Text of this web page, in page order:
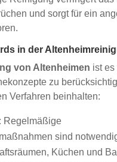
und sorgt für ein
in der
von Altenheimen ist es
zu
Verfahren beinhalten:
Regelmäßige
sind
Küchen und